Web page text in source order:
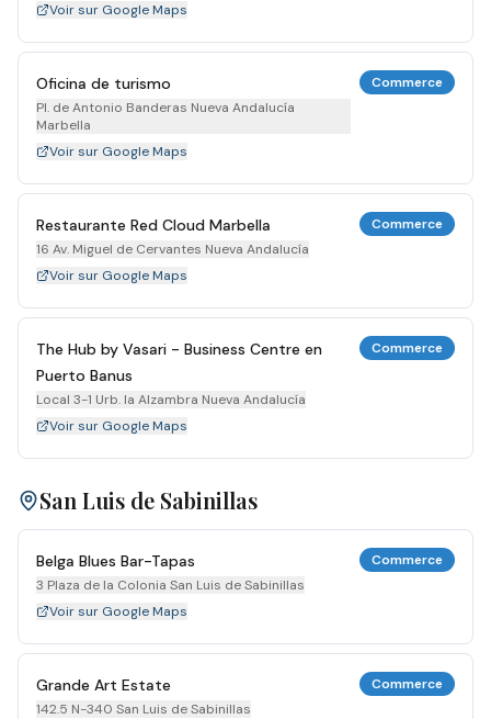
Voir sur Google Maps
Oficina de turismo
Pl. de Antonio Banderas Nueva Andalucía
Marbella
Commerce
Voir sur Google Maps
Restaurante Red Cloud Marbella
16 Av. Miguel de Cervantes Nueva Andalucía
Commerce
Voir sur Google Maps
The Hub by Vasari - Business Centre en
Puerto Banus
Local 3-1 Urb. la Alzambra Nueva Andalucía
Commerce
Voir sur Google Maps
San Luis de Sabinillas
Belga Blues Bar-Tapas
3 Plaza de la Colonia San Luis de Sabinillas
Commerce
Voir sur Google Maps
Grande Art Estate
142.5 N-340 San Luis de Sabinillas
Commerce